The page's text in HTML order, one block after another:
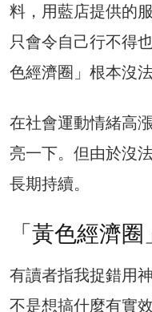
料，用藍店提供的
只會令自己行不得
色經濟圈」根本沒
在社會運動情緒高
亮一下。但由於沒
長期持續。
「黃色經濟
有讀者指我捉錯用
不是想搞什麼有實